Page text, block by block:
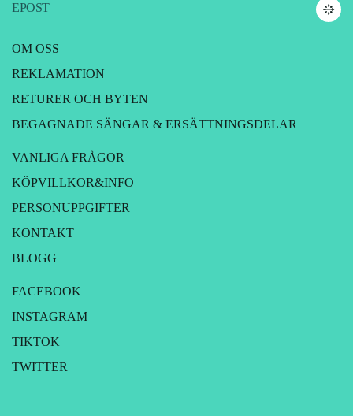
EPOST
OM OSS
REKLAMATION
RETURER OCH BYTEN
BEGAGNADE SÄNGAR & ERSÄTTNINGSDELAR
VANLIGA FRÅGOR
KÖPVILLKOR&INFO
PERSONUPPGIFTER
KONTAKT
BLOGG
FACEBOOK
INSTAGRAM
TIKTOK
TWITTER